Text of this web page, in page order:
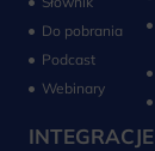
Do pobrania
Podcast
Webinary
INTEGRACJE